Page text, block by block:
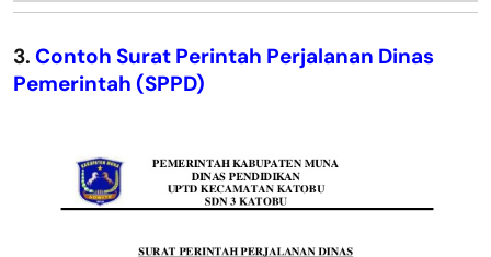
3. Contoh Surat Perintah Perjalanan Dinas
Pemerintah (SPPD)